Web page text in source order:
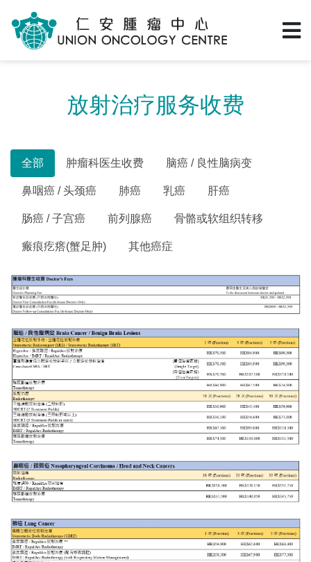
放射治疗服务收费
全部 肿瘤科医生收费 脑癌 / 良性脑病变
鼻咽癌 / 头颈癌 肺癌 乳癌 肝癌
肠癌 / 子宫癌 前列腺癌 骨骼或软组织转移
瘢痕疙瘩(蟹足肿) 其他癌症